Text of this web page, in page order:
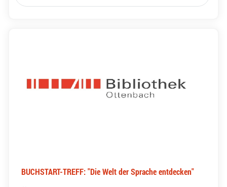
BUCHSTART-TREFF: "Die Welt der Sprache entdecken"